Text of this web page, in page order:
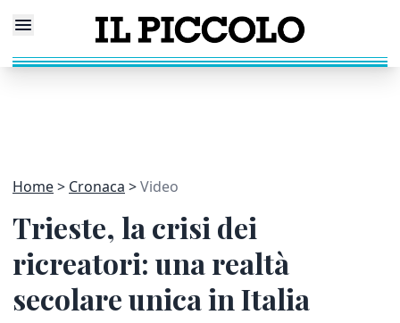
Home Cronaca Video
Trieste, la crisi dei
ricreatori: una realtà
secolare unica in Italia